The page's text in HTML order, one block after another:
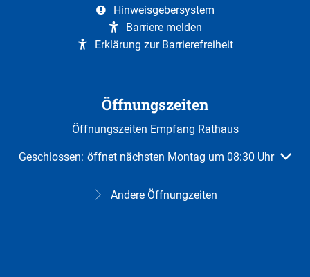
Hinweisgebersystem
Barriere melden
Erklärung zur Barrierefreiheit
Öffnungszeiten
Öffnungszeiten Empfang Rathaus
Klicken, um weitere Öffnungs- oder Schließzeiten
Geschlossen: öffnet nächsten Montag um 08:30 Uhr
Andere Öffnungzeiten